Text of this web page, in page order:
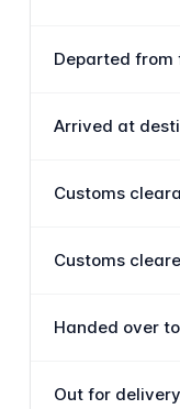
Departed
Arrived at
Customs
Customs
Handed over
Out for delivery